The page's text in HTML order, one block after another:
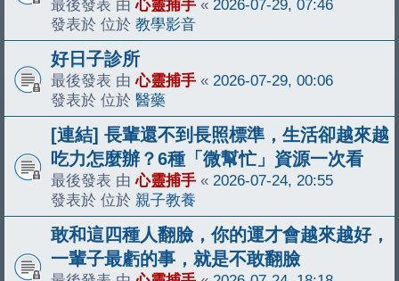
最後發表 由心靈捕手 « 2026-07-29, 07:46
發表於 位於 教學影音
好日子診所
最後發表 由心靈捕手 « 2026-07-29, 00:06
發表於 位於 醫藥
[連結] 長輩還不到長照標準，生活卻越來越
吃力怎麼辦？6種「微幫忙」資源一次看
最後發表 由心靈捕手 « 2026-07-24, 20:55
發表於 位於 親子教養
敢和這四種人翻臉，你的運才會越來越好，
一輩子最虧的事，就是不敢翻臉